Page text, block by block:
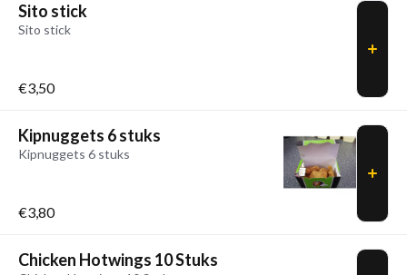
Sito stick
Sito stick
€3,50
Kipnuggets 6 stuks
Kipnuggets 6 stuks
€3,80
Chicken Hotwings 10 Stuks